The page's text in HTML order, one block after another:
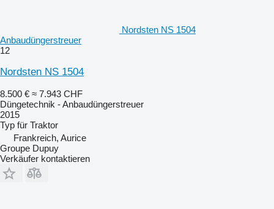
Nordsten NS 1504
Anbaudüngerstreuer
12
Nordsten NS 1504
8.500 € ≈ 7.943 CHF
Düngetechnik - Anbaudüngerstreuer
2015
Typ für Traktor
Frankreich, Aurice
Groupe Dupuy
Verkäufer kontaktieren